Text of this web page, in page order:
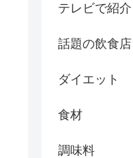
テレビで紹介
話題の飲食店
ダイエット
食材
調味料